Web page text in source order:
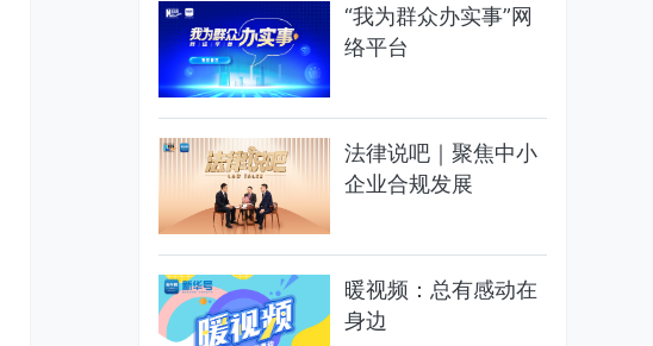
“我为群众办实事”网
络平台
法律说吧｜聚焦中小
企业合规发展
暖视频：总有感动在
身边